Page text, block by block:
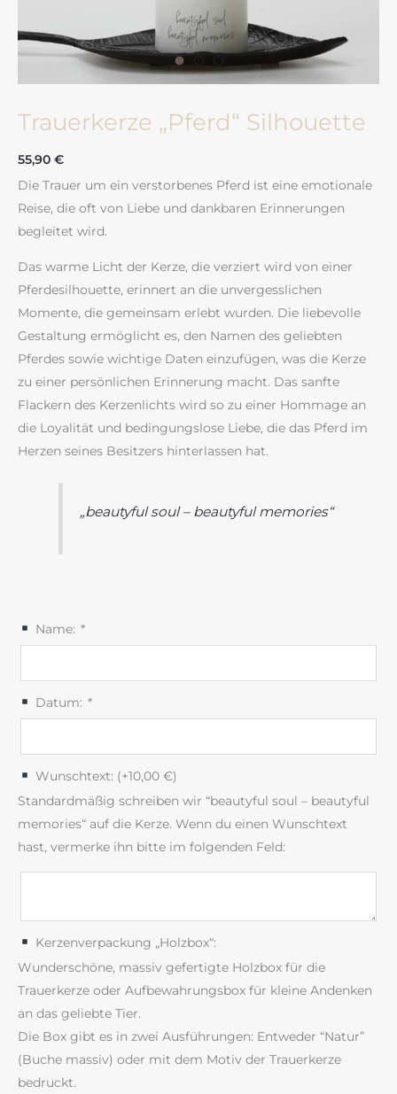
Trauerkerze „Pferd“ Silhouette
55,90 €
Die Trauer um ein verstorbenes Pferd ist eine emotionale
Reise, die oft von Liebe und dankbaren Erinnerungen
begleitet wird.
Das warme Licht der Kerze, die verziert wird von einer
Pferdesilhouette, erinnert an die unvergesslichen
Momente, die gemeinsam erlebt wurden. Die liebevolle
Gestaltung ermöglicht es, den Namen des geliebten
Pferdes sowie wichtige Daten einzufügen, was die Kerze
zu einer persönlichen Erinnerung macht. Das sanfte
Flackern des Kerzenlichts wird so zu einer Hommage an
die Loyalität und bedingungslose Liebe, die das Pferd im
Herzen seines Besitzers hinterlassen hat.
„beautyful soul – beautyful memories“
Name: *
Datum: *
Wunschtext: (+10,00 €)
Standardmäßig schreiben wir “beautyful soul – beautyful
memories“ auf die Kerze. Wenn du einen Wunschtext
hast, vermerke ihn bitte im folgenden Feld:
Kerzenverpackung „Holzbox“:
Wunderschöne, massiv gefertigte Holzbox für die
Trauerkerze oder Aufbewahrungsbox für kleine Andenken
an das geliebte Tier.
Die Box gibt es in zwei Ausführungen: Entweder “Natur”
(Buche massiv) oder mit dem Motiv der Trauerkerze
bedruckt.